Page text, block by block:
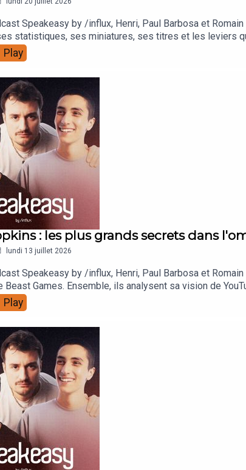
Speakeasy by /influx, Henri, Paul Barbosa et
statistiques, ses miniatures, ses titres et les leviers
: https://lnk.to/speakeasybyinfluxPosez-nous vos
envoyer nous vos chaînes Youtube ici : https://
paulbarbosa/https://
© 2026 Tous droits réservés.
Play
: les plus grands secrets dans
lundi 13 juillet 2026
Speakeasy by /influx, Henri, Paul Barbosa et
Beast Games. Ensemble, ils analysent sa vision de
vibrer une audience aujourd'hui.Écouter nos
ce lien : https://www.speakpipe.com/SpeakeasyPour
paulbarbosa/https://
© 2026 Tous droits réservés.
Play